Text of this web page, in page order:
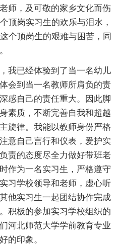
师，及可敬的家乡文化而伤
顶岗实习生的欢乐与泪水，
个顶岗生的艰难与困苦，同
我已经体验到了当一名幼儿
会到当一名教师所肩负的责
感自己的责任重大。因此脚
素质，不断完善自我和超越
旋律。我能以教师身份严格
意自己言行和仪表，爱护实
责的态度尽全力做好带班老
作为一名实习生，严格遵守
习学校领导和老师，虚心听
他实习生一起团结协作完成
积极的参加实习学校组织的
河北师范大学学前教育专业
的印象。